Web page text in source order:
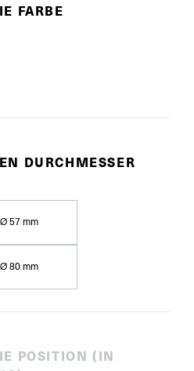
FARBE
DURCHMESSER
Ø 57 mm
Ø 80 mm
POSITION (IN